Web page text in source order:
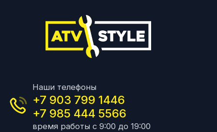
Наши телефоны
+7 903 799 1446
+7 985 444 5566
время работы с 9:00 до 19:00